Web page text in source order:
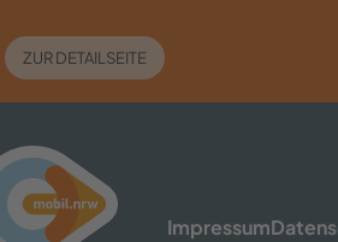
ZUR DE­TAIL­SEI­TE
Im­pres­sum